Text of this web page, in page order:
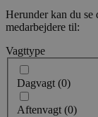
Herunder kan du se
medarbejdere til:
Vagttype
Dagvagt (0)
Aftenvagt (0)